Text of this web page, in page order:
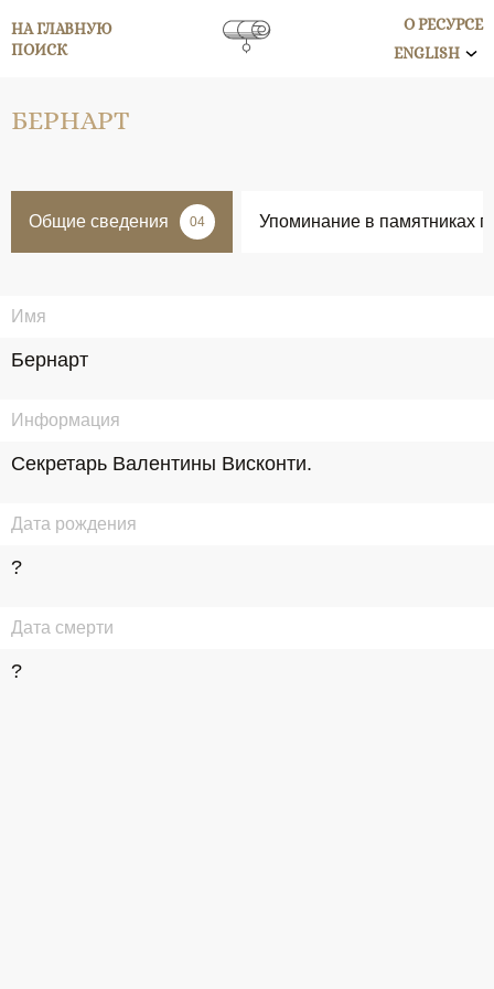
НА ГЛАВНУЮ
ПОИСК
О РЕСУРСЕ
ENGLISH
БЕРНАРТ
Общие сведения 04 Упоминание в памятниках
Имя
Бернарт
Информация
Секретарь Валентины Висконти.
Дата рождения
?
Дата смерти
?